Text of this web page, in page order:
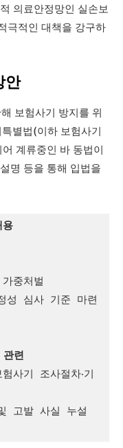
의료안정망인 실손보
극적인 대책을 강구하
안
보험사기 방지를 위
별법(이하 보험사기
계류중인 바 동법이
명 등을 통해 입법을
용
련